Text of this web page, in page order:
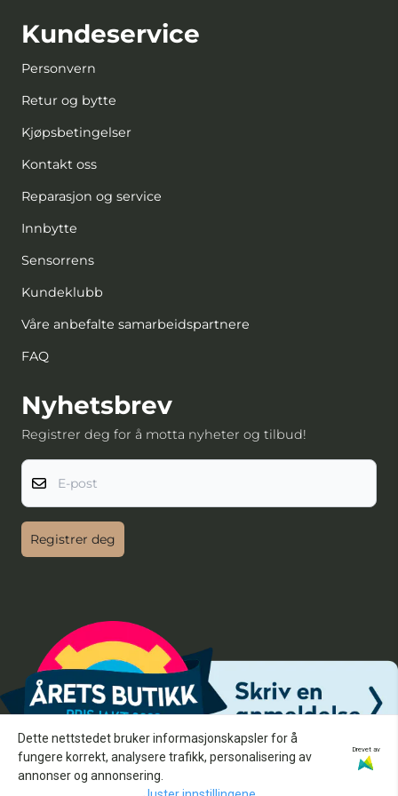
Kundeservice
Personvern
Retur og bytte
Kjøpsbetingelser
Kontakt oss
Reparasjon og service
Innbytte
Sensorrens
Kundeklubb
Våre anbefalte samarbeidspartnere
FAQ
Nyhetsbrev
Registrer deg for å motta nyheter og tilbud!
E-post
Registrer deg
Dette nettstedet bruker informasjonskapsler for å
fungere korrekt, analysere trafikk, personalisering av
annonser og annonsering.
Drevet av